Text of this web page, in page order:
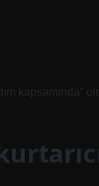
kapsamında”